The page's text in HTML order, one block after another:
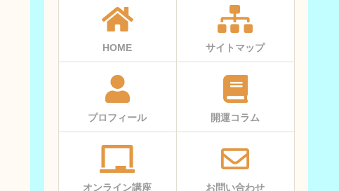
HOME サイトマップ
プロフィール 開運コラム
オンライン講座 お問い合わせ